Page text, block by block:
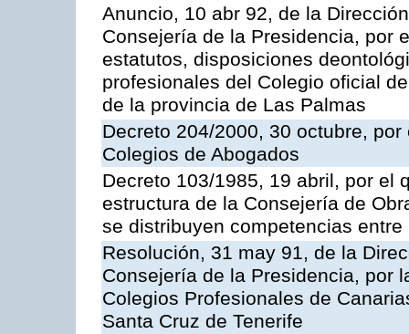
Anuncio, 10 abr 92, de la
Consejería de la Presidencia, por
estatutos, disposiciones
profesionales del Colegio oficial
de la provincia de Las Palmas
Decreto 204/2000, 30 octubre,
Colegios de Abogados
Decreto 103/1985, 19 abril, por el
estructura de la Consejería de
se distribuyen competencias
Resolución, 31 may 91, de la
Consejería de la Presidencia, por
Colegios Profesionales de
Santa Cruz de Tenerife